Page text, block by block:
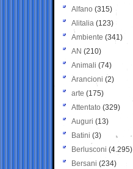
Alfano (315)
Alitalia (123)
Ambiente (341)
AN (210)
Animali (74)
Arancioni (2)
arte (175)
Attentato (329)
Auguri (13)
Batini (3)
Berlusconi (4.295)
Bersani (234)